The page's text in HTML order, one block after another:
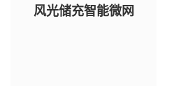
风光储充智能微网